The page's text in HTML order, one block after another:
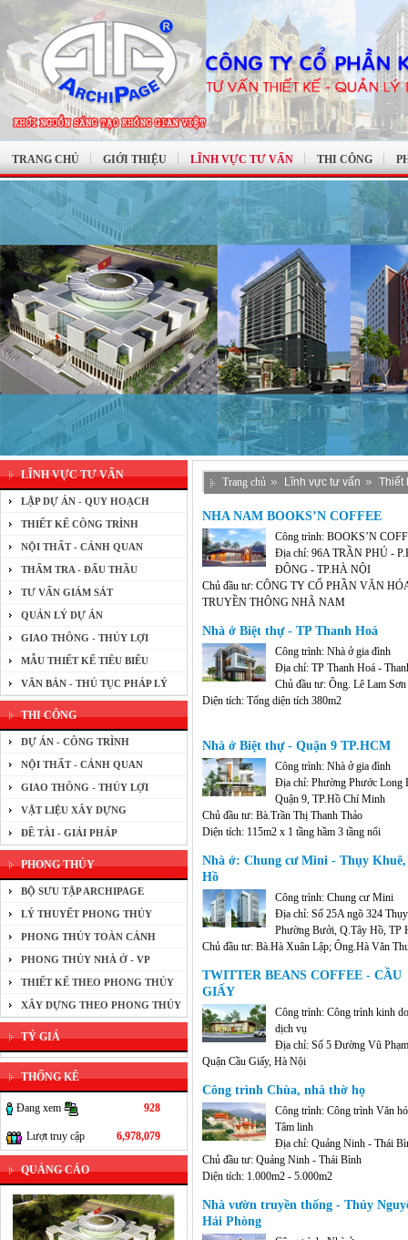
TRANG CHỦ GIỚI THIỆU LĨNH VỰC TƯ VẤN THI CÔNG
LĨNH VỰC TƯ VẤN
LẬP DỰ ÁN - QUY HOẠCH
THIẾT KẾ CÔNG TRÌNH
NỘI THẤT - CẢNH QUAN
THẨM TRA - ĐẤU THẦU
TƯ VẤN GIÁM SÁT
QUẢN LÝ DỰ ÁN
GIAO THÔNG - THỦY LỢI
MẪU THIẾT KẾ TIÊU BIỂU
VĂN BẢN - THỦ TỤC PHÁP LÝ
THI CÔNG
DỰ ÁN - CÔNG TRÌNH
NỘI THẤT - CẢNH QUAN
GIAO THÔNG - THỦY LỢI
VẬT LIỆU XÂY DỰNG
ĐỀ TÀI - GIẢI PHÁP
PHONG THỦY
BỘ SƯU TẬP ARCHIPAGE
LÝ THUYẾT PHONG THỦY
PHONG THỦY TOÀN CẢNH
PHONG THỦY NHÀ Ở - VP
THIẾT KẾ THEO PHONG THỦY
XÂY DỰNG THEO PHONG THỦY
TỶ GIÁ
THỐNG KÊ
928
Đang xem
6,978,079
Lượt truy cập
QUẢNG CÁO
Trang chủ Lĩnh vực tư vấn Thiết
NHA NAM BOOKS’N COFFEE
Công trình: BOOKS’N
Địa chỉ: 96A TRẦN PHÚ -
ĐÔNG - TP.HÀ NỘI
Chủ đầu tư: CÔNG TY CỔ PHẦN VĂN
TRUYỀN THÔNG NHÃ NAM
Nhà ở Biệt thự - TP Thanh Hoá
Công trình: Nhà ở gia đình
Địa chỉ: TP Thanh Hoá -
Chủ đầu tư: Ông. Lê Lam Sơn
Diện tích: Tổng diện tích 380m2
Nhà ở Biệt thự - Quận 9 TP.HCM
Công trình: Nhà ở gia đình
Địa chỉ: Phường Phước Long
Quận 9, TP.Hồ Chí Minh
Chủ đầu tư: Bà.Trần Thị Thanh Thảo
Diện tích: 115m2 x 1 tầng hầm 3 tầng nổi
Nhà ở: Chung cư Mini - Thụy
Hồ
Công trình: Chung cư Mini
Địa chỉ: Số 25A ngõ 324
Phường Bưởi, Q.Tây Hồ, TP
Chủ đầu tư: Bà.Hà Xuân Lập; Ông.Hà Văn
Văn Lợi
Diện tích: 80m2 x 7 tầng
TWITTER BEANS COFFEE - CẦU
GIẤY
Công trình: Công trình kinh
dịch vụ
Địa chỉ: Số 5 Đường Vũ
Quận Cầu Giấy, Hà Nội
chuyện
Diện tích: 200 m2
Công trình Chùa, nhà thờ họ
Công trình: Công trình Văn
Tâm linh
Địa chỉ: Quảng Ninh - Thái
Chủ đầu tư: Quảng Ninh - Thái Bình
Diện tích: 1.000m2 - 5.000m2
Nhà vườn truyền thống - Thủy
Hải Phòng